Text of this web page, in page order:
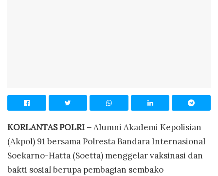
KORLANTAS POLRI –Alumni Akademi Kepolisian
(Akpol) 91 bersama Polresta Bandara Internasional
Soekarno-Hatta (Soetta) menggelar vaksinasi dan
bakti sosial berupa pembagian sembako